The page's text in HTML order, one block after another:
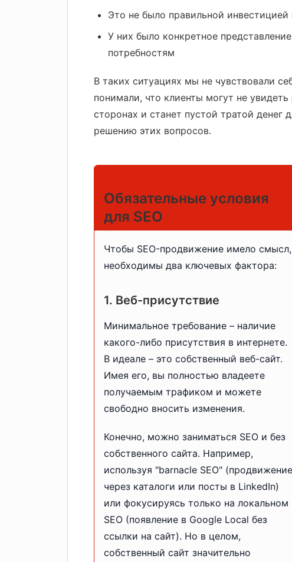
Это не было правильной инвестицией
У них было конкретное
потребностям
В таких ситуациях мы не чувствовали
понимали, что клиенты могут не увидеть
сторонах и станет пустой тратой
решению этих вопросов.
Обязательные условия
для SEO
Чтобы SEO-продвижение имело смысл,
необходимы два ключевых фактора:
1. Веб-присутствие
Минимальное требование – наличие
какого-либо присутствия в интернете.
В идеале – это собственный веб-сайт.
Имея его, вы полностью владеете
получаемым трафиком и можете
свободно вносить изменения.
Конечно, можно заниматься SEO и без
собственного сайта. Например,
используя "barnacle SEO" (продвижение
через каталоги или посты в LinkedIn)
или фокусируясь только на локальном
SEO (появление в Google Local без
ссылки на сайт). Но в целом,
собственный сайт значительно